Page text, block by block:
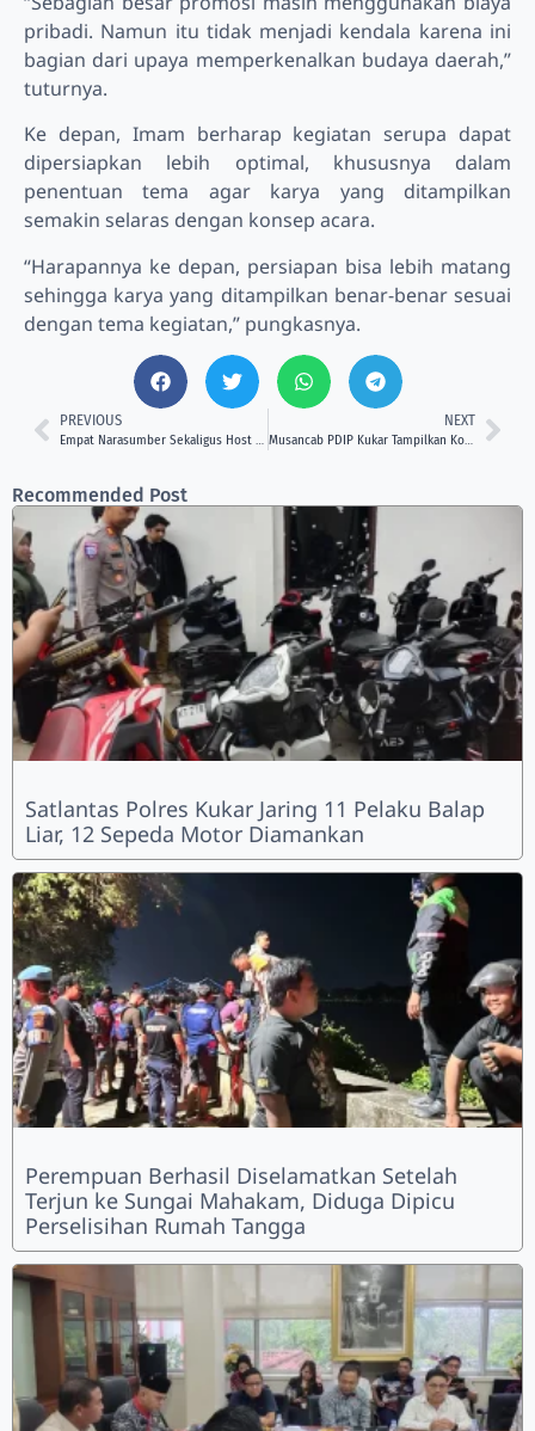
pribadi. Namun itu tidak menjadi kendala karena ini
bagian dari upaya memperkenalkan budaya daerah,”
tuturnya.
Ke depan, Imam berharap kegiatan serupa dapat
dipersiapkan lebih optimal, khususnya dalam
penentuan tema agar karya yang ditampilkan
semakin selaras dengan konsep acara.
“Harapannya ke depan, persiapan bisa lebih matang
sehingga karya yang ditampilkan benar-benar sesuai
dengan tema kegiatan,” pungkasnya.
PREVIOUS
Empat Narasumber Sekaligus Host Warnai Diskusi Publik Perempuan Kaltim Dulu dan Kini
NEXT
Musancab PDIP Kukar Tampilkan Konsep Kreatif, Libatkan Seni hingga UMKM Lokal
Recommended Post
Satlantas Polres Kukar Jaring 11 Pelaku Balap
Liar, 12 Sepeda Motor Diamankan
Perempuan Berhasil Diselamatkan Setelah
Terjun ke Sungai Mahakam, Diduga Dipicu
Perselisihan Rumah Tangga